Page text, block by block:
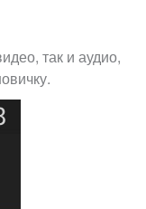
так и аудио,